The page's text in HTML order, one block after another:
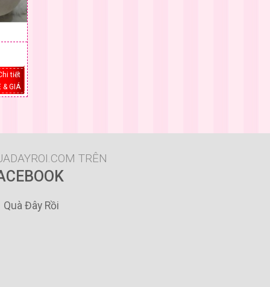
tiết
& GIÁ
TRÊN
Quà Đây Rồi